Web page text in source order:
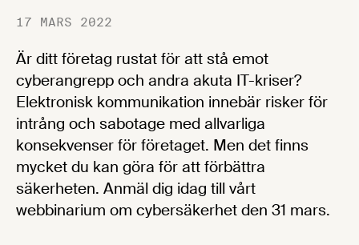
17 MARS 2022
Är ditt företag rustat för att stå emot
cyberangrepp och andra akuta IT-kriser?
Elektronisk kommunikation innebär risker för
intrång och sabotage med allvarliga
konsekvenser för företaget. Men det finns
mycket du kan göra för att förbättra
säkerheten. Anmäl dig idag till vårt
webbinarium om cybersäkerhet den 31 mars.